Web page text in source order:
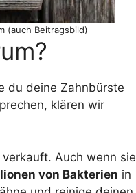
(auch Beitragsbild)
du deine Zahnbürste
klären wir
verkauft. Auch wenn sie
von Bakterien in